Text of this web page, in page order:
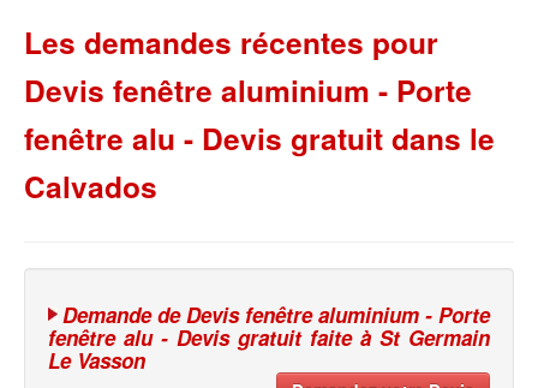
Les demandes récentes pour
Devis fenêtre aluminium - Porte
fenêtre alu - Devis gratuit dans le
Calvados
Demande de Devis fenêtre aluminium - Porte
fenêtre alu - Devis gratuit faite à St Germain
Le Vasson